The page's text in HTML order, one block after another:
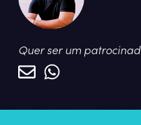
Quer ser um